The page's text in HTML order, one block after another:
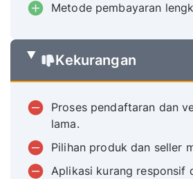
Metode pembayaran
Kekurangan
Proses pendaftaran dan
lama.
Pilihan produk dan seller
Aplikasi kurang responsif